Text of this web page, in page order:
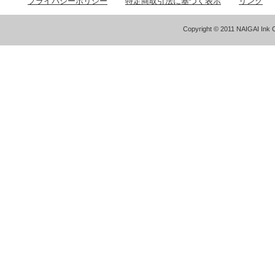
Copyright © 2011 NAIGAI Ink